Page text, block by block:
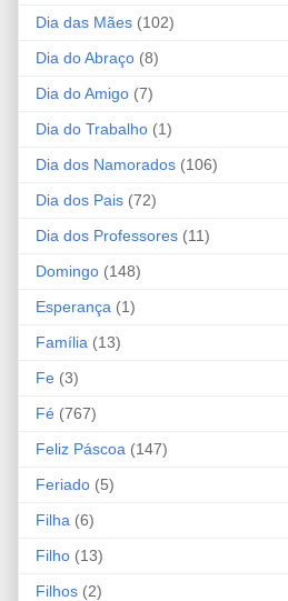
Dia das Mães (102)
Dia do Abraço (8)
Dia do Amigo (7)
Dia do Trabalho (1)
Dia dos Namorados (106)
Dia dos Pais (72)
Dia dos Professores (11)
Domingo (148)
Esperança (1)
Família (13)
Fe (3)
Fé (767)
Feliz Páscoa (147)
Feriado (5)
Filha (6)
Filho (13)
Filhos (2)